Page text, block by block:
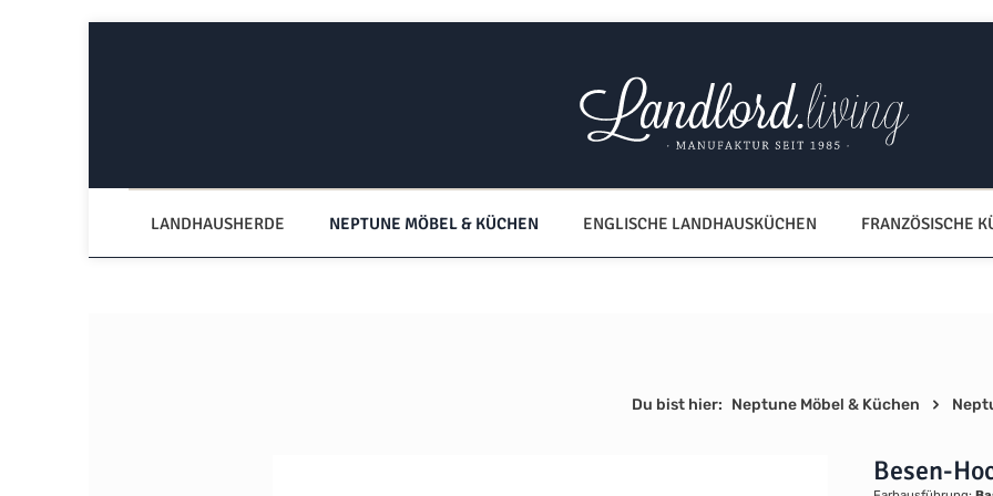
LANDHAUSHERDE NEPTUNE MÖBEL & KÜCHEN ENGLISCHE LANDHAUSKÜCHEN FRANZÖSISCHE
Du bist hier: Neptune Möbel & Küchen
Besen-